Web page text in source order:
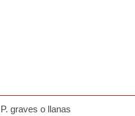
P. graves o llanas